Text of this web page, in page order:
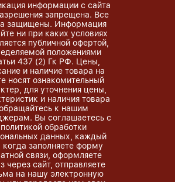
информации с сайта
запрещена. Все
защищены. Информация
ни при каких условиях
публичной офертой,
положениями
437 (2) Гк РФ. Цены,
и наличие товара на
носят ознакомительный
для уточнения цены,
и наличия товара
к нашим
Вы соглашаетесь с
политикой обработки
данных, каждый
когда заполняете форму
связи, оформляете
через сайт, отправляете
на нашу электронную